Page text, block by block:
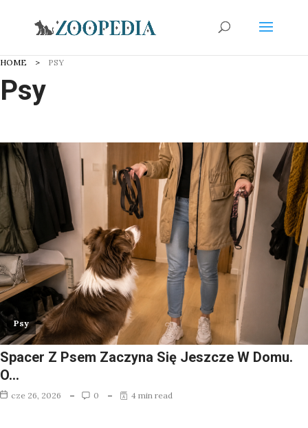
HOME PSY
Psy
Psy
Spacer Z Psem Zaczyna Się Jeszcze W Domu.
O…
cze 26, 2026 0 4 min read